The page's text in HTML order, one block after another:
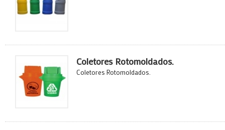
Coletores Rotomoldados.
Coletores Rotomoldados.